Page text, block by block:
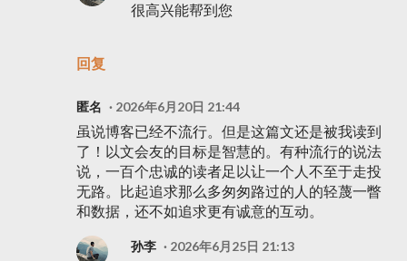
回复
很高兴能帮到您
匿名 2026年6月20日 21:44
虽说博客已经不流行。但是这篇文还是被我读到
了！以文会友的目标是智慧的。有种流行的说法
说，一百个忠诚的读者足以让一个人不至于走投
无路。比起追求那么多匆匆路过的人的轻蔑一瞥
和数据，还不如追求更有诚意的互动。
孙李 2026年6月25日 21:13